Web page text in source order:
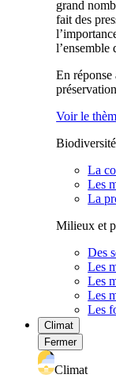
grand
fait des
l’ensemble
En
Voir le
Biodiversité
La
Les
La
Milieux et
Des
Les
Les
Les
Les
Climat
Fermer
Climat